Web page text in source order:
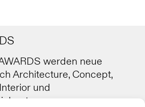
werden neue
Architecture, Concept,
und